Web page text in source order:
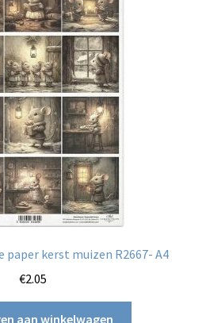
paper kerst muizen R2667- A4
€2.05
aan winkelwagen